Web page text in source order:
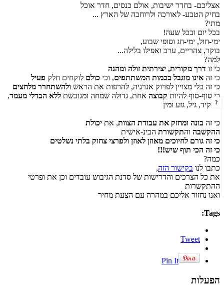
?
אצליכם- בחדר ישיבות, אולם כנסים, חדר אוכל
בחיק הטבע- לאורכה ולרוחבה של הארץ ...
מתי?
בכל יום ובכל שעה!
ימי-חול, ימי-חג וסופי שבוע,
בוקר, צהריים, ערב ואפילו בלילה...
למה?
כי זו דרך מקורית, יצירתית זולה ומהנה
כי זה אינו מוגבל בכמות המשתתפים, וכי כולם לוקחים חלק פעיל
כי זה כלי מצויין לפרוק אנרגיה, להרפות את הראש ולהשתחרר מלחצים
כי סוף-סוף להיות קבוצה אחת, גדולה שמחה ומגובשת ללא הבדלי מעמד,
תפקיד, גיל, גזע ומין
כי זה בונה ומחזק את עבודת הצוות, את יכולת
ההקשבה והתקשורת הבינ-אישית
כי זה גורם לחיוכים מאוזן לאוזן ולפרצי צחוק בלתי נשלטים
כי זה הכי תוף שיש!!!
כמה?
כתבו לנו בקישור הזה,
את כל הצרכים והדרישות של סדנת הגיבוש עובדים וכן את ופרטי
ההתקשרות
ואנו נחזור אליכם במהרה עם הצעת מחיר
Tags:
Tweet
Pin It
הפעלות